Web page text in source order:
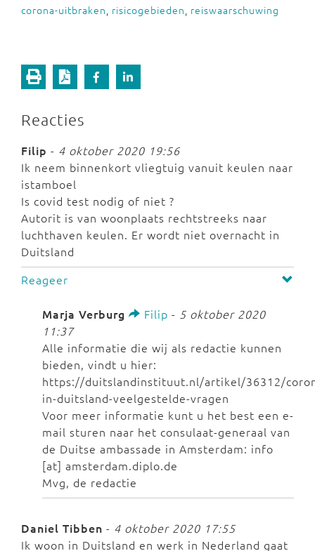
corona-uitbraken, risicogebieden, reiswaarschuwing
Reacties
Filip - 4 oktober 2020 19:56
Ik neem binnenkort vliegtuig vanuit keulen naar
istamboel
Is covid test nodig of niet ?
Autorit is van woonplaats rechtstreeks naar
luchthaven keulen. Er wordt niet overnacht in
Duitsland
Reageer
Marja Verburg Filip - 5 oktober 2020
11:37
Alle informatie die wij als redactie kunnen
bieden, vindt u hier:
https://duitslandinstituut.nl/artikel/36312/
in-duitsland-veelgestelde-vragen
Voor meer informatie kunt u het best een e-
mail sturen naar het consulaat-generaal van
de Duitse ambassade in Amsterdam: info
[at] amsterdam.diplo.de
Mvg, de redactie
Daniel Tibben - 4 oktober 2020 17:55
Ik woon in Duitsland en werk in Nederland gaat